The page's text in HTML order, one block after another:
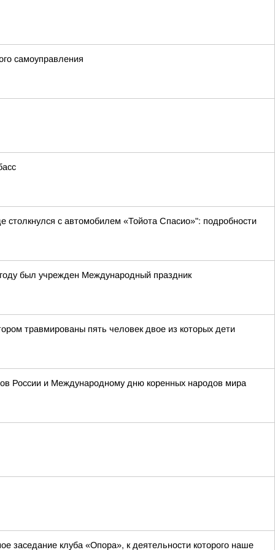
самоуправления
столкнулся с автомобилем «Тойота Спасио»": подробности
был учрежден Международный праздник
травмированы пять человек двое из которых дети
России и Международному дню коренных народов мира
заседание клуба «Опора», к деятельности которого наше